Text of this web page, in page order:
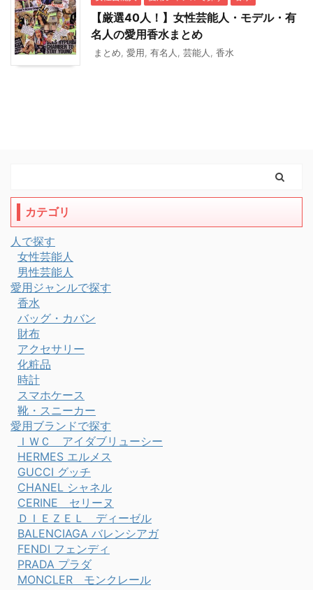
【厳選40人！】女性芸能人・モデル・有
名人の愛用香水まとめ
まとめ 愛用 有名人 芸能人 香水
カテゴリ
人で探す
女性芸能人
男性芸能人
愛用ジャンルで探す
香水
バッグ・カバン
財布
アクセサリー
化粧品
時計
スマホケース
靴・スニーカー
愛用ブランドで探す
ＩＷＣ アイダブリューシー
HERMES エルメス
GUCCI グッチ
CHANEL シャネル
CERINE セリーヌ
ＤＩＥＺＥＬ ディーゼル
BALENCIAGA バレンシアガ
FENDI フェンディ
PRADA プラダ
MONCLER モンクレール